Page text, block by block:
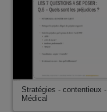
Stratégies - contentieux -
Médical